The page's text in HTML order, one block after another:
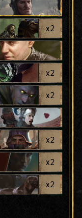
x2
x2
x2
x2
x2
x2